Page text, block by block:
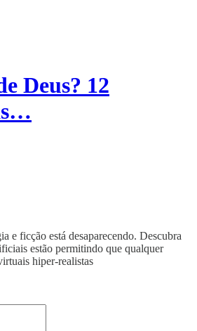
Deus? 12
e ficção está desaparecendo. Descubra
estão permitindo que qualquer
hiper-realistas